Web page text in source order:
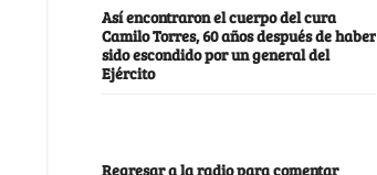
Así encontraron el cuerpo del cura
Camilo Torres, 60 años después de haber
sido escondido por un general del
Ejército
Regresar a la radio para comentar